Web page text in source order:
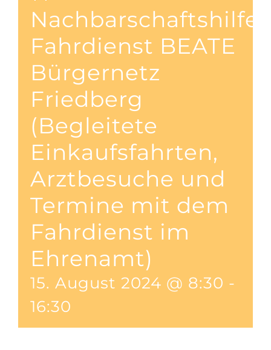
Nachbarschaftshilfe
Fahrdienst BEATE
Bürgernetz
Friedberg
(Begleitete
Einkaufsfahrten,
Arztbesuche und
Termine mit dem
Fahrdienst im
Ehrenamt)
15. August 2024 @ 8:30 -
16:30